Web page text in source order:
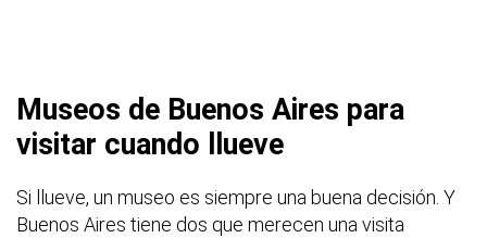
Museos de Buenos Aires para
visitar cuando llueve
Si llueve, un museo es siempre una buena decisión. Y
Buenos Aires tiene dos que merecen una visita